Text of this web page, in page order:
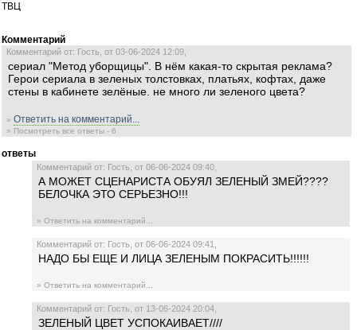
ТВЦ
Комментарий
Комментарий от: Гость, от 03-06-2024 12:09,
сериал "Метод уборщицы". В нём какая-то скрытая реклама?
Герои сериала в зеленых толстовках, платьях, кофтах, даже
стены в кабинете зелёные. не много ли зеленого цвета?
» Ответить на комментарий...
» Посмотреть все ответы - 6
ответы
Комментарий от: Гость, от 06-06-2024 09:40,
А МОЖЕТ СЦЕНАРИСТА ОБУЯЛ ЗЕЛЕНЫЙ ЗМЕЙ????
БЕЛОЧКА ЭТО СЕРЬЕЗНО!!!
» Ответить на комментарий...
Комментарий от: Гость, от 06-06-2024 09:41,
НАДО БЫ ЕЩЕ И ЛИЦА ЗЕЛЕНЫМ ПОКРАСИТЬ!!!!!!
» Ответить на комментарий...
Комментарий от: Гость, от 13-06-2024 20:04,
ЗЕЛЕНЫЙ ЦВЕТ УСПОКАИВАЕТ////